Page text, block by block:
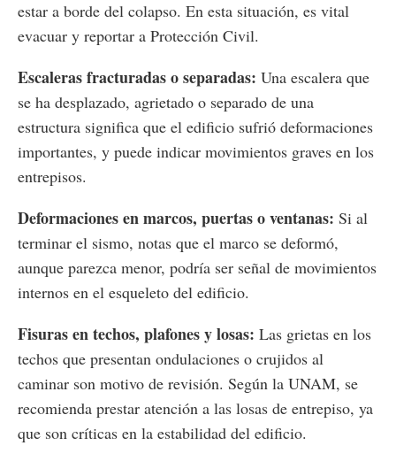
estar a borde del colapso. En esta situación, es vital
evacuar y reportar a Protección Civil.
Escaleras fracturadas o separadas: Una escalera que
se ha desplazado, agrietado o separado de una
estructura significa que el edificio sufrió deformaciones
importantes, y puede indicar movimientos graves en los
entrepisos.
Deformaciones en marcos, puertas o ventanas: Si al
terminar el sismo, notas que el marco se deformó,
aunque parezca menor, podría ser señal de movimientos
internos en el esqueleto del edificio.
Fisuras en techos, plafones y losas: Las grietas en los
techos que presentan ondulaciones o crujidos al
caminar son motivo de revisión. Según la UNAM, se
recomienda prestar atención a las losas de entrepiso, ya
que son críticas en la estabilidad del edificio.